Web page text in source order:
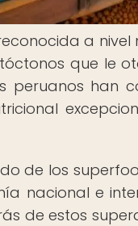
a nivel
que le
peruanos han
de los
nacional e
de estos